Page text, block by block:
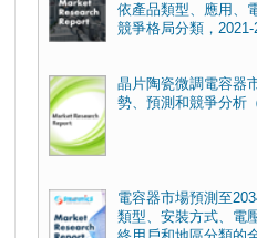
依產品類型、應用、
競爭格局分類，2021-
晶片陶瓷微調電容器
勢、預測和競爭分析
電容器市場預測至
類型、安裝方式、電